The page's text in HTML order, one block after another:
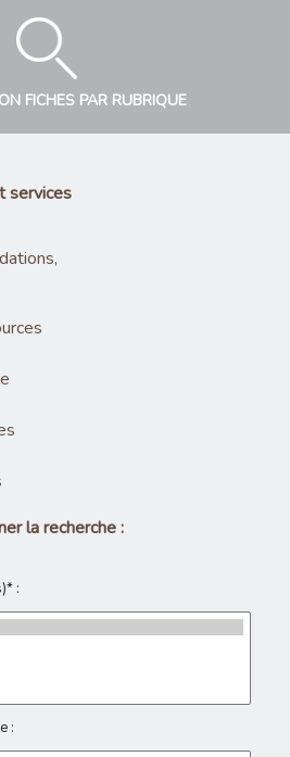
FICHES PAR RUBRIQUE
services
la recherche :
:
: